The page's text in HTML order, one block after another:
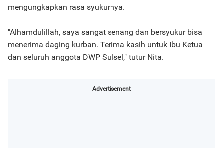
mengungkapkan rasa syukurnya.
"Alhamdulillah, saya sangat senang dan bersyukur bisa
menerima daging kurban. Terima kasih untuk Ibu Ketua
dan seluruh anggota DWP Sulsel," tutur Nita.
Advertisement